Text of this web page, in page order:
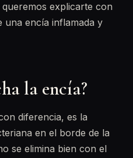
explicarte con
una encía inflamada y
la encía?
diferencia, es la
en el borde de la
se elimina bien con el